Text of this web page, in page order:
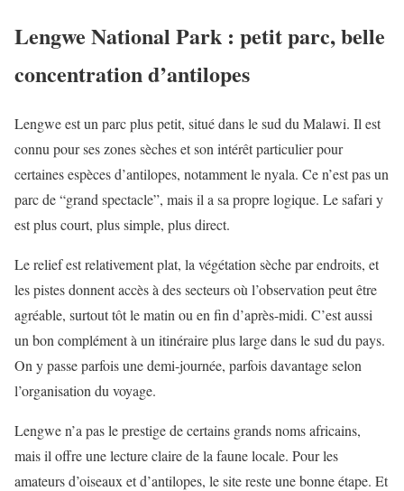
Lengwe National Park : petit parc, belle
concentration d’antilopes
Lengwe est un parc plus petit, situé dans le sud du Malawi. Il est
connu pour ses zones sèches et son intérêt particulier pour
certaines espèces d’antilopes, notamment le nyala. Ce n’est pas un
parc de “grand spectacle”, mais il a sa propre logique. Le safari y
est plus court, plus simple, plus direct.
Le relief est relativement plat, la végétation sèche par endroits, et
les pistes donnent accès à des secteurs où l’observation peut être
agréable, surtout tôt le matin ou en fin d’après-midi. C’est aussi
un bon complément à un itinéraire plus large dans le sud du pays.
On y passe parfois une demi-journée, parfois davantage selon
l’organisation du voyage.
Lengwe n’a pas le prestige de certains grands noms africains,
mais il offre une lecture claire de la faune locale. Pour les
amateurs d’oiseaux et d’antilopes, le site reste une bonne étape. Et